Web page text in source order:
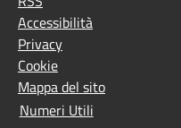
Accessibilità
Privacy
Cookie
Mappa del sito
Numeri Utili